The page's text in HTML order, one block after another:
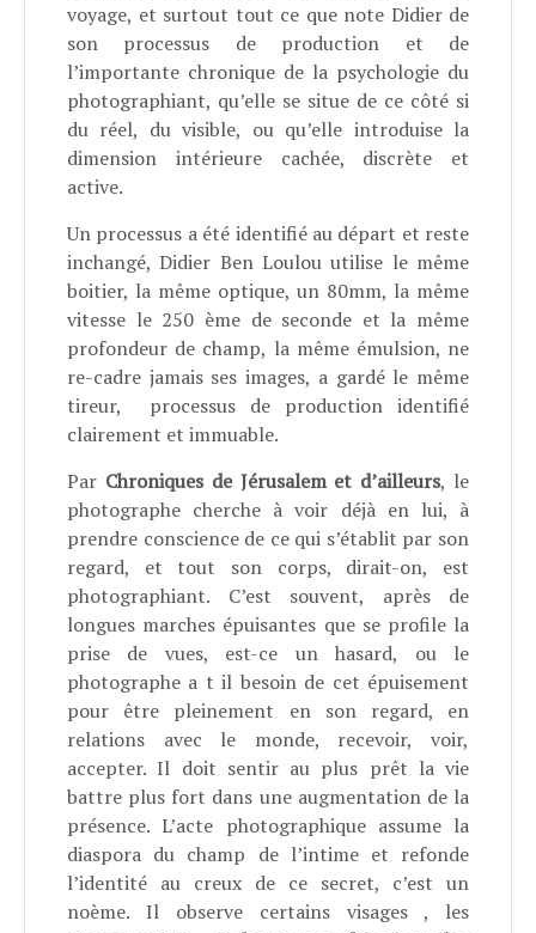
voyage, et surtout tout ce que note Didier de
son processus de production et de
l’importante chronique de la psychologie du
photographiant, qu’elle se situe de ce côté si
du réel, du visible, ou qu’elle introduise la
dimension intérieure cachée, discrète et
active.
Un processus a été identifié au départ et reste
inchangé, Didier Ben Loulou utilise le même
boitier, la même optique, un 80mm, la même
vitesse le 250 ème de seconde et la même
profondeur de champ, la même émulsion, ne
re-cadre jamais ses images, a gardé le même
tireur,
processus de production identifié
clairement et immuable.
Par Chroniques de Jérusalem et d’ailleurs, le
photographe cherche à voir déjà en lui, à
prendre conscience de ce qui s’établit par son
regard, et tout son corps, dirait-on, est
photographiant. C’est souvent, après de
longues marches épuisantes que se profile la
prise de vues, est-ce un hasard, ou le
photographe a t il besoin de cet épuisement
pour être pleinement en son regard, en
relations avec le monde,
recevoir, voir,
accepter.Il doit sentir au plus prêt la vie
battre plus fort dans une augmentation de la
présence. L’acte photographique assume la
diaspora du champ de l’intime et refonde
l’identité au creux de ce secret, c’est un
noème. Il observe certains visages , les